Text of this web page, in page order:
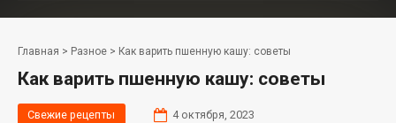
Главная > Разное > Как варить пшенную кашу: советы
Как варить пшенную кашу: советы
Свежие рецепты 4 октября, 2023